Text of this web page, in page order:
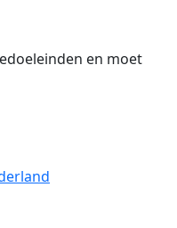
en moet